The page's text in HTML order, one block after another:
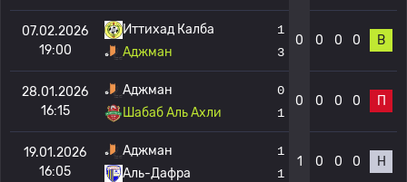
07.02.2026
19:00
Иттихад Калба
Аджман
1
3
0 0 0 0 В
28.01.2026
16:15
Аджман
Шабаб Аль Ахли
0
1
0 0 0 0 П
19.01.2026
16:05
Аджман
Аль-Дафра
1
1
1 0 0 0 Н